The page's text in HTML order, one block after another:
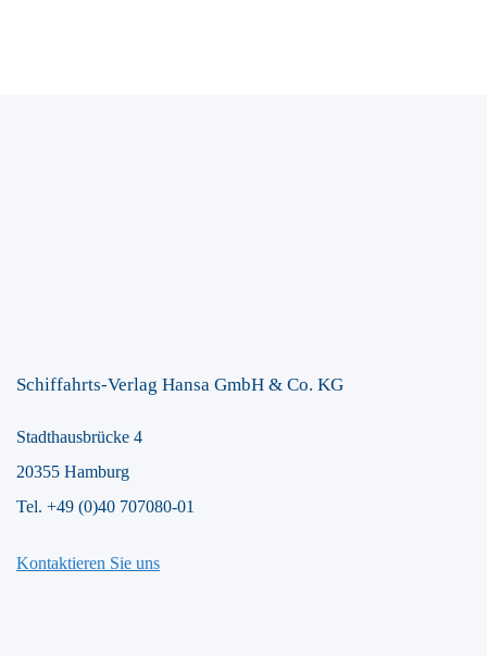
Schiffahrts-Verlag Hansa GmbH & Co. KG
Stadthausbrücke 4
20355 Hamburg
Tel. +49 (0)40 707080-01
Kontaktieren Sie uns